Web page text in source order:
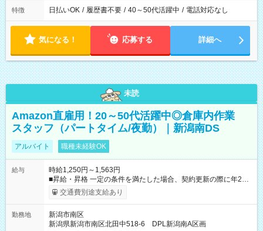
特徴 日払いOK / 履歴書不要 / 40～50代活躍中 / 電話対応なし
気になる！ 応募する 詳細へ
未読
Amazon直雇用！20～50代活躍中◎倉庫内作業
スタッフ（パートタイム/夜勤）｜新潟南DS
アルバイト 職種未経験OK
給与
時給1,250円～1,563円
■昇給・昇格 一定の条件を満たした場合、契約更新の際に年2回
まで昇給の機会があります。 ■正社員登用制度あり ※月末締/翌
月25日支払い ※時間外手当、別途支給 ※深夜割増賃金 (22:00～
☆Amazon直雇用で安定して働けます！ 【試用期間】試用期間
あり 試用期間の長さ：1週間 雇用形態、給与は本採用時と同じ
交通費別途支給あり
勤務地
新潟市南区
新潟県新潟市南区北田中518-6 DPL新潟南A区画